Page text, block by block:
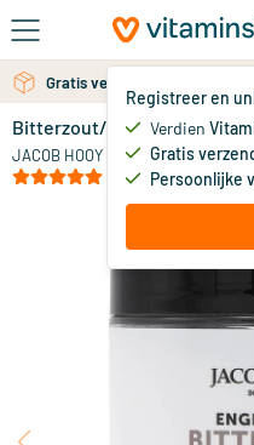
Ga naar de hoofdinhoud
Registreer en
Verdien
Gratis
Persoonlijke
Gratis verzending vanaf 25
Bitterzout/Engelszout
JACOB HOOY